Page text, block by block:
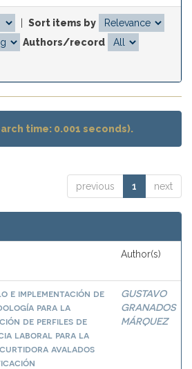
Sort items by
Authors/record
time: 0.001 seconds).
previous 1 next
Author(s)
e implementación de
para la
de perfiles de
laboral para la
avalados
GUSTAVO
GRANADOS
MÁRQUEZ